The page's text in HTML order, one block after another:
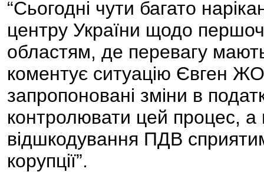
“Сьогодні чути багато
центру України щодо
областям, де перевагу
коментує ситуацію Євген
запропоновані зміни в
контролювати цей процес, а
відшкодування ПДВ
корупції”.